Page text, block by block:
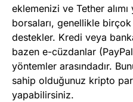
eklemenizi ve Tether
borsaları, genellikle
destekler. Kredi veya
bazen e-cüzdanlar
yöntemler arasındadır.
sahip olduğunuz kripto
yapabilirsiniz.